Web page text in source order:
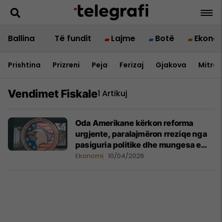
Ballina Të fundit Lajme Botë
Prishtina Prizreni Peja Ferizaj Gjakova
Vendimet Fiskale1 Artikuj
Oda Amerikane kërkon reforma
urgjente, paralajmëron rreziqe nga
pasiguria politike dhe mungesa e
vendimeve fiskale
Ekonomi 10/04/2026